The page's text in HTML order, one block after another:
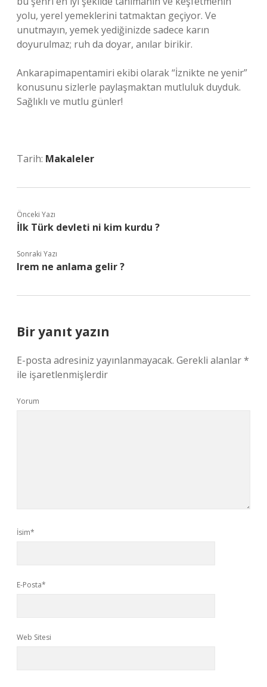
yolu, yerel yemeklerini tatmaktan geçiyor. Ve
unutmayın, yemek yediğinizde sadece karın
doyurulmaz; ruh da doyar, anılar birikir.
Ankarapimapentamiri ekibi olarak “İznikte ne yenir”
konusunu sizlerle paylaşmaktan mutluluk duyduk.
Sağlıklı ve mutlu günler!
Tarih: Makaleler
Önceki Yazı
İlk Türk devleti ni kim kurdu ?
Sonraki Yazı
Irem ne anlama gelir ?
Bir yanıt yazın
E-posta adresiniz yayınlanmayacak. Gerekli alanlar*
ile işaretlenmişlerdir
Yorum
İsim*
E-Posta*
Web Sitesi